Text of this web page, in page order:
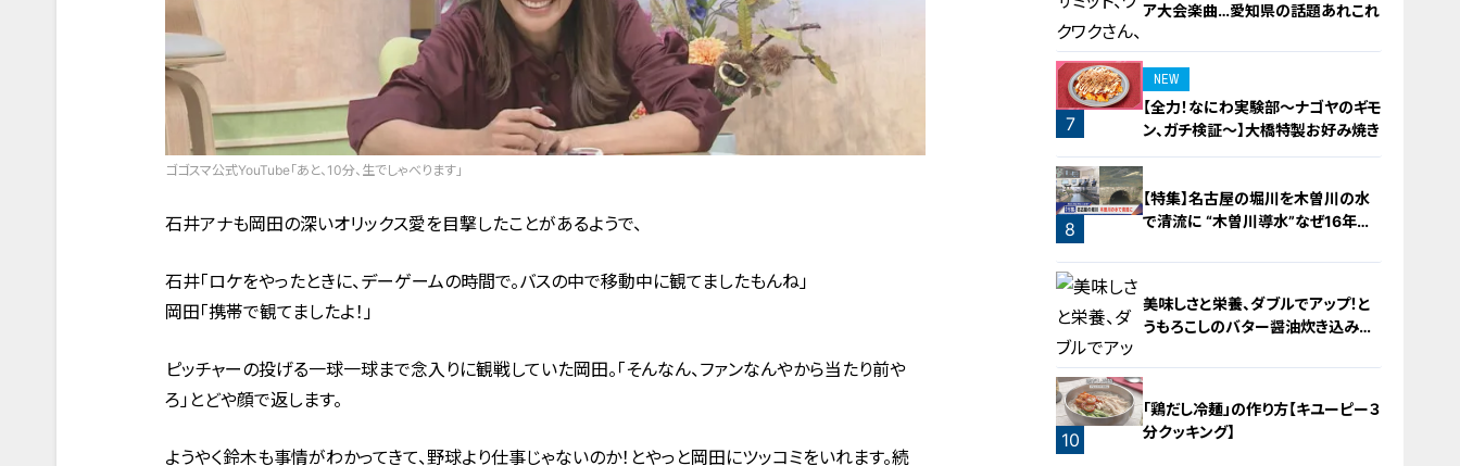
ゴゴスマ公式YouTube「あと、10分、生でしゃべります」
石井アナも岡田の深いオリックス愛を目撃したことがあるようで、
石井「ロケをやったときに、デーゲームの時間で。バスの中で移動中に観てましたもんね」
岡田「携帯で観てましたよ！」
ピッチャーの投げる一球一球まで念入りに観戦していた岡田。「そんなん、ファンなんやから当たり前や
ろ」とどや顔で返します。
ようやく鈴木も事情がわかってきて、野球より仕事じゃないのか！とやっと岡田にツッコミをいれます。続
6
ア大会楽曲…愛知県の話題あれこれ
7
NEW
【全力！なにわ実験部～ナゴヤのギモ
ン、ガチ検証～】大橋特製お好み焼き
8
【特集】名古屋の堀川を木曽川の水
で清流に “木曽川導水”なぜ16年ぶ
美味しさと栄養、ダブルでアップ！と
うもろこしのバター醤油炊き込みご
10
「鶏だし冷麺」の作り方【キユーピー３
分クッキング】